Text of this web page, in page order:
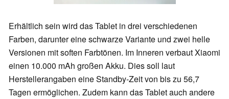
Erhältlich sein wird das Tablet in drei verschiedenen
Farben, darunter eine schwarze Variante und zwei helle
Versionen mit soften Farbtönen. Im Inneren verbaut Xiaomi
einen 10.000 mAh großen Akku. Dies soll laut
Herstellerangaben eine Standby-Zeit von bis zu 56,7
Tagen ermöglichen. Zudem kann das Tablet auch andere